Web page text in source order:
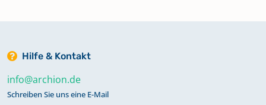
Hilfe & Kontakt
info@archion.de
Schreiben Sie uns eine E-Mail